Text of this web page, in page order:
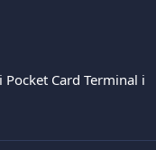
Card Terminal i